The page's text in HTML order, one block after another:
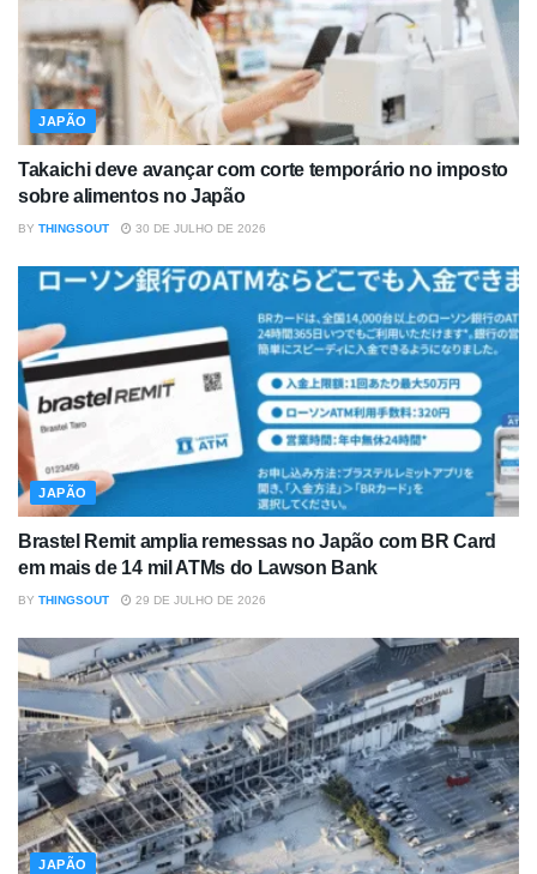
JAPÃO
Takaichi deve avançar com corte temporário no imposto
sobre alimentos no Japão
BY THINGSOUT 30 DE JULHO DE 2026
JAPÃO
Brastel Remit amplia remessas no Japão com BR Card
em mais de 14 mil ATMs do Lawson Bank
BY THINGSOUT 29 DE JULHO DE 2026
JAPÃO